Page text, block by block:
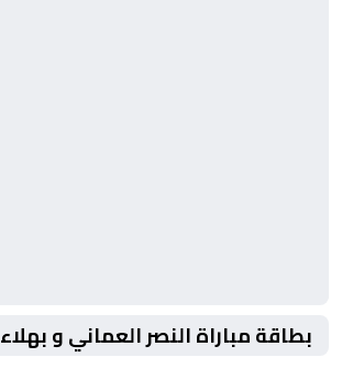
بطاقة مباراة النصر العماني و بهلاء